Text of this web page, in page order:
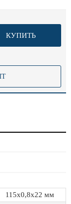
КУПИТЬ
115х0,8х22 мм